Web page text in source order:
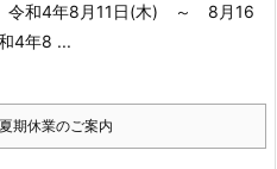
令和4年8月11日(木) ～ 8月16
4年8 ...
夏期休業のご案内